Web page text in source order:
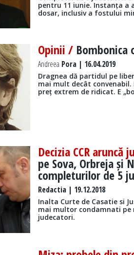
pentru 11 iunie. Instanța a
dosar, inclusiv a fostului
Opinii / Bombonica
Andreea Pora | 16.04.2019
Dragnea dă partidul pe
mai mult decât
preț extrem de ridicat. E
Decizia CCR
pe Sova, Orbreja și
completurilor de 5
Redactia | 19.12.2018
Inalta Curte de Casatie si
mai multor condamnati
judecatori.